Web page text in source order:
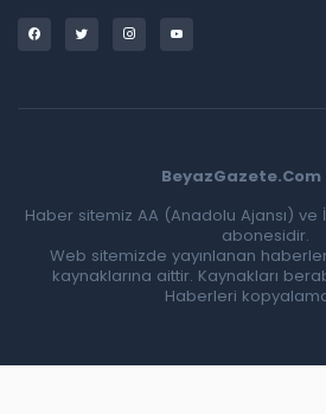
BeyazGazete.Com
Haber sitemiz AA (Anadolu Ajansı) ve
abonesidir.
Web sitemizde yayınlanan
kaynaklarına aittir. Kaynakları
Haberleri